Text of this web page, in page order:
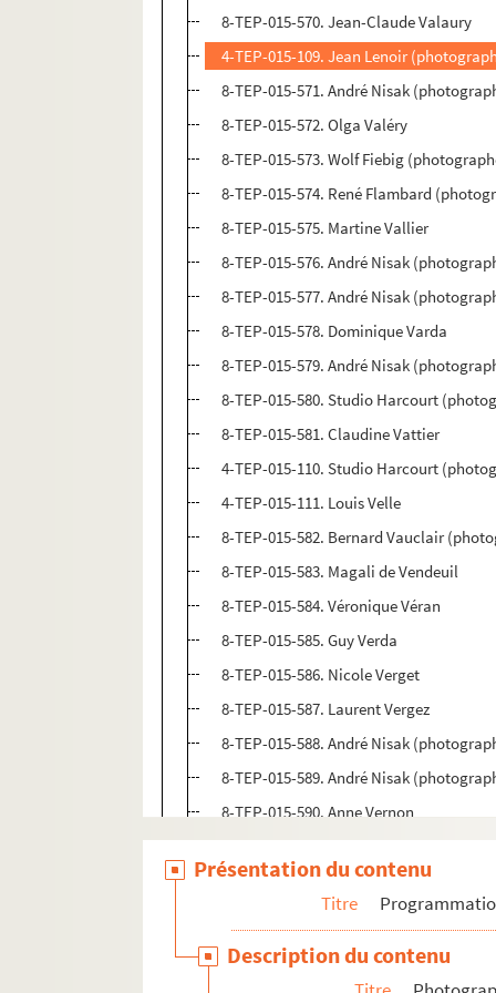
8-TEP-015-570. Jean-Claude Valaury
4-TEP-015-109. Jean Lenoir
8-TEP-015-571. André Nisak
8-TEP-015-572. Olga Valéry
8-TEP-015-573. Wolf Fiebig
8-TEP-015-574. René Flambard
8-TEP-015-575. Martine Vallier
8-TEP-015-576. André Nisak
8-TEP-015-577. André Nisak
8-TEP-015-578. Dominique Varda
8-TEP-015-579. André Nisak
8-TEP-015-580. Studio Harcourt
8-TEP-015-581. Claudine Vattier
4-TEP-015-110. Studio Harcourt
4-TEP-015-111. Louis Velle
8-TEP-015-582. Bernard Vauclair
8-TEP-015-583. Magali de Vendeuil
8-TEP-015-584. Véronique Véran
8-TEP-015-585. Guy Verda
8-TEP-015-586. Nicole Verget
8-TEP-015-587. Laurent Vergez
8-TEP-015-588. André Nisak
8-TEP-015-589. André Nisak
8-TEP-015-590. Anne Vernon
8-TEP-015-591. Studio Harcourt
8-TEP-015-592. Odile Versois
8-TEP-015-593. Teddy Piaz
8-TEP-015-594. Photo Pic
4-TEP-015-112. Roger Carlet
Présentation du contenu
Titre
Description du contenu